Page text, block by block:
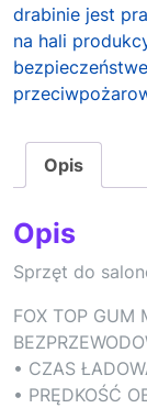
drabinie jest
na hali
Opis
Opis
Sprzęt do
FOX TOP GUM
• CZAS
• PRĘDKOŚĆ